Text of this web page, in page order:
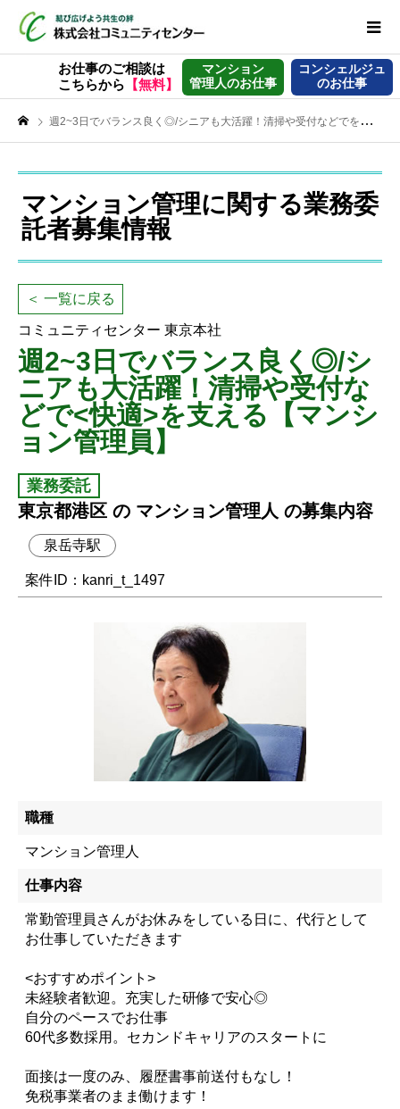
お仕事のご相談は
こちらから 【無料】
マンション
管理人のお仕事
コンシェルジュ
のお仕事
週2~3日でバランス良く◎/シニアも大活躍！清掃や受付などでを支える【マンション管理員】
マンション管理に関する業務委
託者募集情報
＜ 一覧に戻る
コミュニティセンター 東京本社
週2~3日でバランス良く◎/シ
ニアも大活躍！清掃や受付な
どで<快適>を支える【マンシ
ョン管理員】
業務委託
東京都港区 の マンション管理人 の募集内容
泉岳寺駅
案件ID：kanri_t_1497
職種
マンション管理人
仕事内容
常勤管理員さんがお休みをしている日に、代行として
お仕事していただきます
<おすすめポイント>
未経験者歓迎。充実した研修で安心◎
自分のペースでお仕事
60代多数採用。セカンドキャリアのスタートに
面接は一度のみ、履歴書事前送付もなし！
免税事業者のまま働けます！